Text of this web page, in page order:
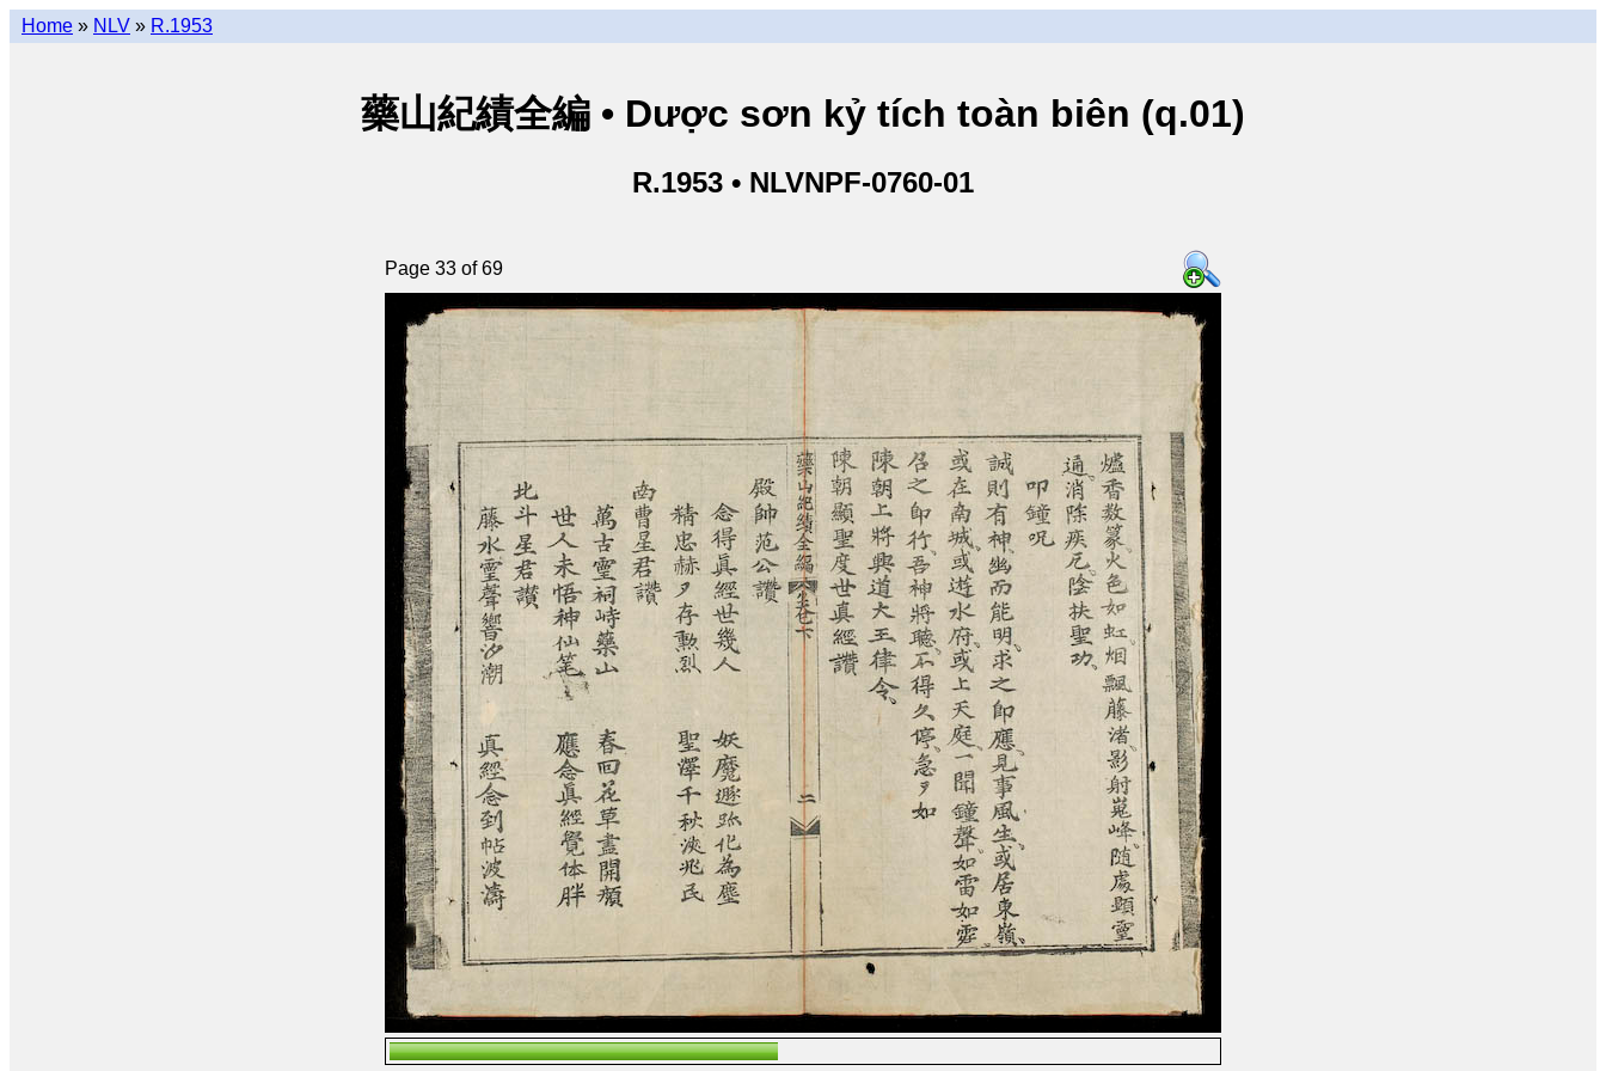
Home » NLV » R.1953
藥山紀績全編 • Dược sơn kỷ tích toàn biên (q.01)
R.1953 • NLVNPF-0760-01
Page 33 of 69